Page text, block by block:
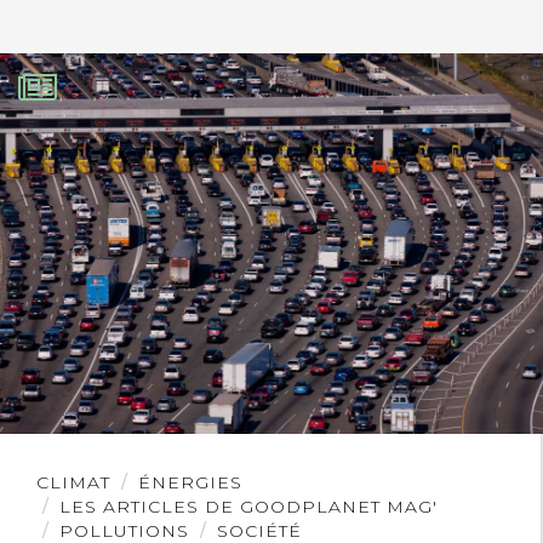
CLIMAT
ÉNERGIES
LES ARTICLES DE GOODPLANET MAG'
POLLUTIONS
SOCIÉTÉ
Lire
l'article